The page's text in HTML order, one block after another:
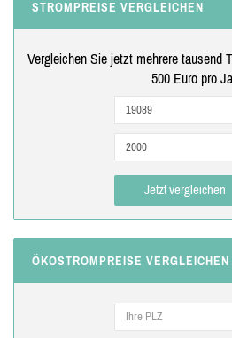
STROMPREISE VERGLEICHEN
Vergleichen Sie jetzt mehrere tausend
500 Euro pro
Jetzt vergleichen
ÖKOSTROMPREISE VERGLEICHEN